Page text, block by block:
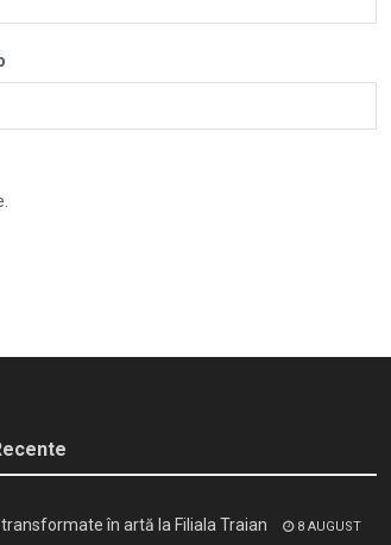
în artă la Filiala Traian 8 AUGUST